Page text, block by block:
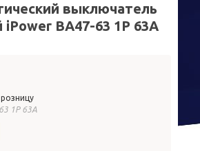
выключатель
iPower ВА47-63 1Р 63А
1Р 63А